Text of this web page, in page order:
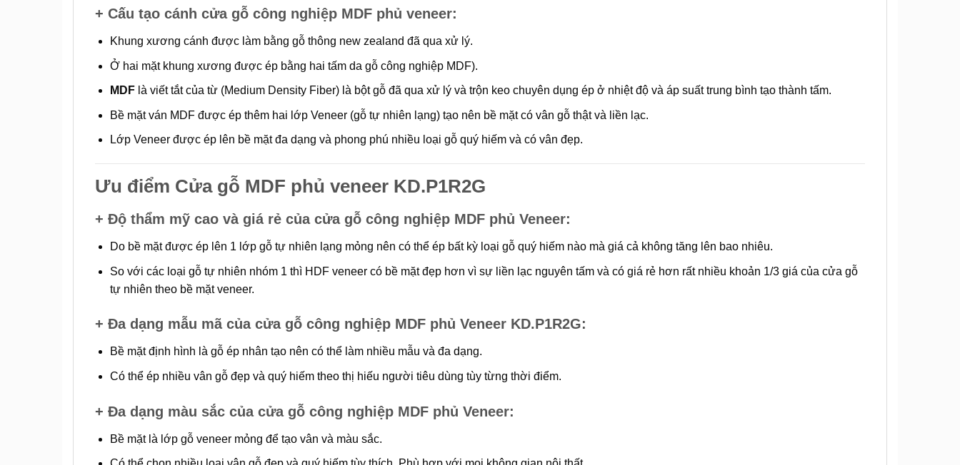
+ Cấu tạo cánh cửa gỗ công nghiệp MDF phủ veneer:
Khung xương cánh được làm bằng gỗ thông new zealand đã qua xử lý.
Ở hai mặt khung xương được ép bằng hai tấm da gỗ công nghiệp MDF).
MDFlà viết tắt của từ (Medium Density Fiber) là bột gỗ đã qua xử lý và trộn keo chuyên dụng ép ở nhiệt độ và áp suất trung bình tạo thành tấm.
Bề mặt ván MDF được ép thêm hai lớp Veneer (gỗ tự nhiên lạng) tạo nên bề mặt có vân gỗ thật và liền lạc.
Lớp Veneer được ép lên bề mặt đa dạng và phong phú nhiều loại gỗ quý hiếm và có vân đẹp.
Ưu điểm Cửa gỗ MDF phủ veneer KD.P1R2G
+ Độ thẩm mỹ cao và giá rẻ của cửa gỗ công nghiệp MDF phủ Veneer:
Do bề mặt được ép lên 1 lớp gỗ tự nhiên lạng mỏng nên có thể ép bất kỳ loại gỗ quý hiếm nào mà giá cả không tăng lên bao nhiêu.
So với các loại gỗ tự nhiên nhóm 1 thì HDF veneer có bề mặt đẹp hơn vì sự liền lạc nguyên tấm và có giá rẻ hơn rất nhiều khoản 1/3 giá của cửa gỗ
tự nhiên theo bề mặt veneer.
+ Đa dạng mẫu mã của cửa gỗ công nghiệp MDF phủ Veneer KD.P1R2G:
Bề mặt định hình là gỗ ép nhân tạo nên có thể làm nhiều mẫu và đa dạng.
Có thể ép nhiều vân gỗ đẹp và quý hiếm theo thị hiếu người tiêu dùng tùy từng thời điểm.
+ Đa dạng màu sắc của cửa gỗ công nghiệp MDF phủ Veneer:
Bề mặt là lớp gỗ veneer mỏng để tạo vân và màu sắc.